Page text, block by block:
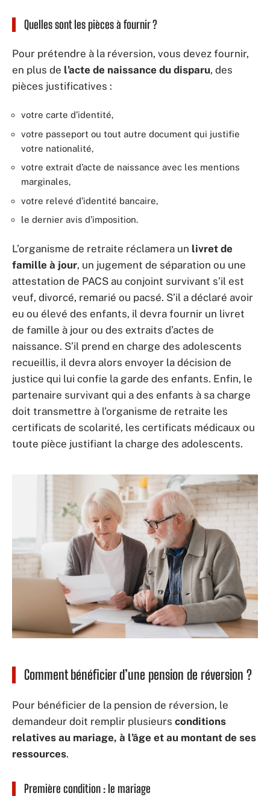
Quelles sont les pièces à fournir ?
Pour prétendre à la réversion, vous devez fournir,
en plus de l’acte de naissance du disparu, des
pièces justificatives :
votre carte d’identité,
votre passeport ou tout autre document qui justifie
votre nationalité,
votre extrait d’acte de naissance avec les mentions
marginales,
votre relevé d’identité bancaire,
le dernier avis d’imposition.
L’organisme de retraite réclamera un livret de
famille à jour, un jugement de séparation ou une
attestation de PACS au conjoint survivant s’il est
veuf, divorcé, remarié ou pacsé. S’il a déclaré avoir
eu ou élevé des enfants, il devra fournir un livret
de famille à jour ou des extraits d’actes de
naissance. S’il prend en charge des adolescents
recueillis, il devra alors envoyer la décision de
justice qui lui confie la garde des enfants. Enfin, le
partenaire survivant qui a des enfants à sa charge
doit transmettre à l’organisme de retraite les
certificats de scolarité, les certificats médicaux ou
toute pièce justifiant la charge des adolescents.
Comment bénéficier d’une pension de réversion ?
Pour bénéficier de la pension de réversion, le
demandeur doit remplir plusieurs conditions
relatives au mariage, à l’âge et au montant de ses
ressources.
Première condition : le mariage